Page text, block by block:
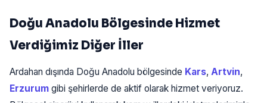
Doğu Anadolu Bölgesinde Hizmet
Verdiğimiz Diğer İller
Ardahan dışında Doğu Anadolu bölgesinde Kars, Artvin,
Erzurum gibi şehirlerde de aktif olarak hizmet veriyoruz.